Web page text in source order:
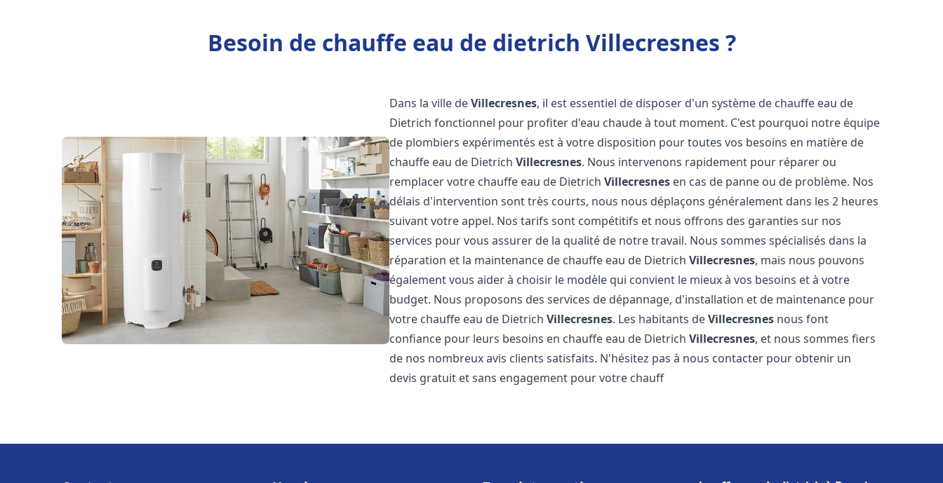
Besoin de chauffe eau de dietrich Villecresnes ?
Dans la ville deVillecresnes, il est essentiel de disposer d'un système de chauffe eau de
Dietrich fonctionnel pour profiter d'eau chaude à tout moment. C'est pourquoi notre équipe
de plombiers expérimentés est à votre disposition pour toutes vos besoins en matière de
chauffe eau de DietrichVillecresnes. Nous intervenons rapidement pour réparer ou
remplacer votre chauffe eau de DietrichVillecresnes en cas de panne ou de problème. Nos
délais d'intervention sont très courts, nous nous déplaçons généralement dans les 2 heures
suivant votre appel. Nos tarifs sont compétitifs et nous offrons des garanties sur nos
services pour vous assurer de la qualité de notre travail. Nous sommes spécialisés dans la
réparation et la maintenance de chauffe eau de DietrichVillecresnes, mais nous pouvons
également vous aider à choisir le modèle qui convient le mieux à vos besoins et à votre
budget. Nous proposons des services de dépannage, d'installation et de maintenance pour
votre chauffe eau de DietrichVillecresnes. Les habitants deVillecresnes nous font
confiance pour leurs besoins en chauffe eau de DietrichVillecresnes, et nous sommes fiers
de nos nombreux avis clients satisfaits. N'hésitez pas à nous contacter pour obtenir un
devis gratuit et sans engagement pour votre chauff